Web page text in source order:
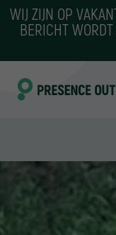
WIJ ZIJN OP
BERICHT